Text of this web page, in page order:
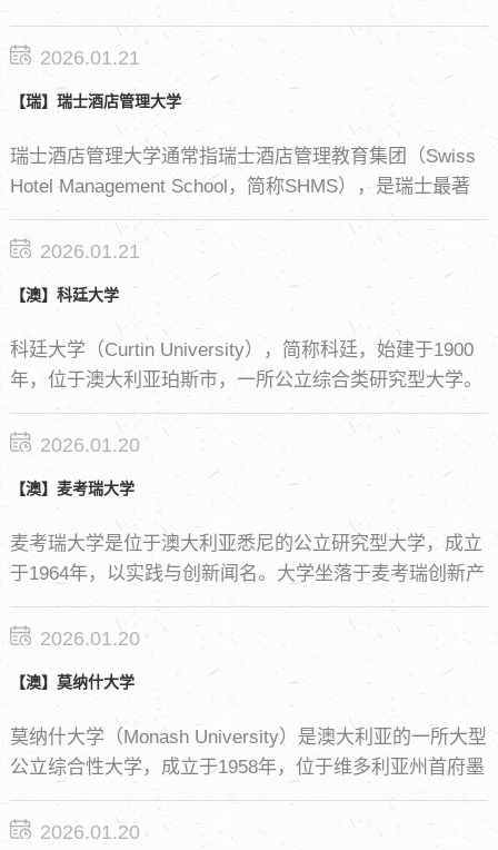
2026.01.21
【瑞】瑞士酒店管理大学
瑞士酒店管理大学通常指瑞士酒店管理教育集团（Swiss
Hotel Management School，简称SHMS），是瑞士最著
名的酒店管理院校之一。学校成立于1991年，隶属于瑞士
最大的酒店管理教育联盟——SEG（Swiss Education
Group），拥有Caux和Leysin两个校区，均由古老宫殿改
造而成，环境优美且设施奢华。
2026.01.21
【澳】科廷大学
科廷大学（Curtin University），简称科廷，始建于1900
年，位于澳大利亚珀斯市，一所公立综合类研究型大学。
作为澳大利亚规模最大、全球化程度最高的公立大学之
一，以其在工程、矿业、商科、地球科学、健康科学等领
域的卓越实力，在全球高等教育版图上占据重要地位。这
所位于西澳首府珀斯（Perth）的高校，以“实践+创新”为
教育核心，是澳洲留学高性价比的热门之选。 2026年QS
世界大学排名：第183位。
2026.01.20
【澳】麦考瑞大学
麦考瑞大学是位于澳大利亚悉尼的公立研究型大学，成立
于1964年，以实践与创新闻名。大学坐落于麦考瑞创新产
业园区内，毗邻众多跨国企业与科技公司，为学生提供了
强大的实习与就业平台。 其商学院是澳大利亚首个获得
学在语言学、会计、金融、精算科学及地球科学等领域享
有世界级声誉，并首创了多项创新课程。
2026.01.20
【澳】莫纳什大学
莫纳什大学（Monash University）是澳大利亚的一所大型
公立综合性大学，成立于1958年，位于维多利亚州首府墨
尔本市，属澳洲八大名校之一，五星级大学。莫纳什大学
由十个院系组成，其中包括:商业与经济， 工程，信息技
2026.01.20